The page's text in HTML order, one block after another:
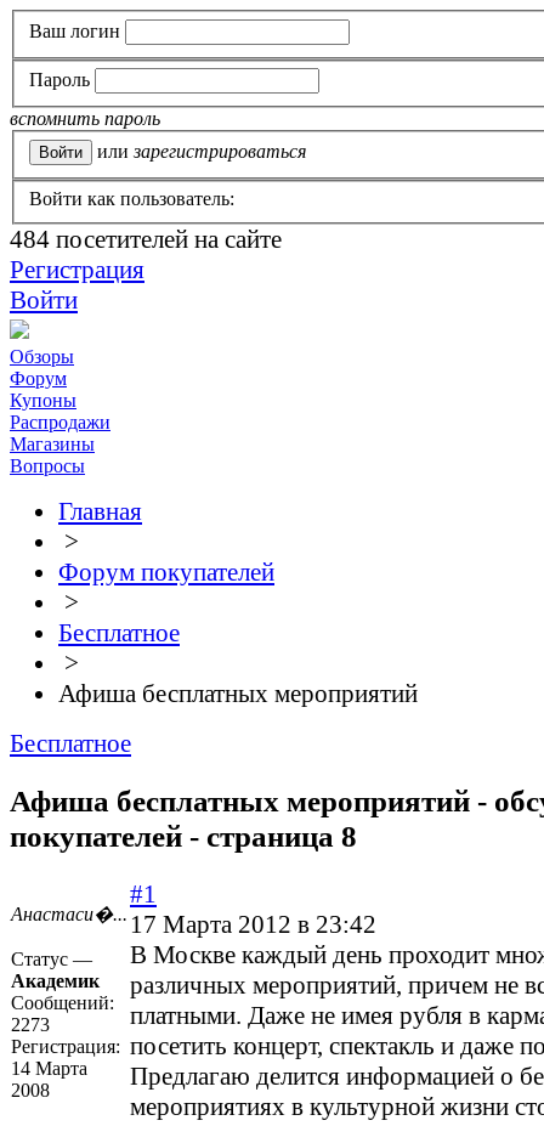
Ваш логин
Пароль
вспомнить пароль
или зарегистрироваться
Войти как пользователь:
484 посетителей на сайте
Регистрация
Войти
Обзоры
Форум
Купоны
Распродажи
Магазины
Вопросы
Главная
>
Форум покупателей
>
Бесплатное
>
Афиша бесплатных мероприятий
Бесплатное
Афиша бесплатных мероприятий -
покупателей - страница 8
Анастаси�...
Статус —
Академик
Сообщений:
2273
Регистрация:
14 Марта
2008
#1
17 Марта 2012 в 23:42
В Москве каждый день проходит
различных мероприятий, причем не
платными. Даже не имея рубля в
посетить концерт, спектакль и даже
Предлагаю делится информацией о
мероприятиях в культурной жизни